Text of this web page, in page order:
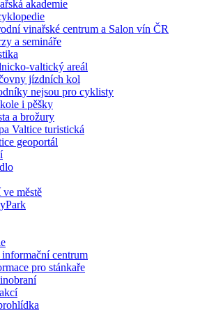
akademie
vinařské centrum a Salon vín ČR
a semináře
valtický areál
jízdních kol
nejsou pro cyklisty
i pěšky
a brožury
Valtice turistická
geoportál
městě
centrum
pro stánkaře